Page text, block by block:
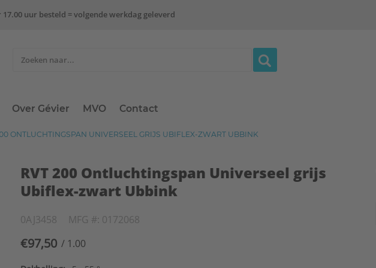
17.00 uur besteld = volgende werkdag geleverd
Over Gévier MVO Contact
ONTLUCHTINGSPAN UNIVERSEEL GRIJS UBIFLEX-ZWART UBBINK
RVT 200 Ontluchtingspan Universeel grijs
Ubiflex-zwart Ubbink
0AJ3458 MFG #: 0172068
€97,50 / 1.00